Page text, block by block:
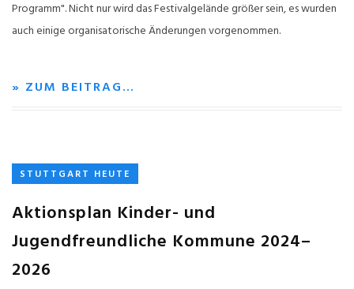
Programm". Nicht nur wird das Festivalgelände größer sein, es wurden
auch einige organisatorische Änderungen vorgenommen.
» ZUM BEITRAG…
STUTTGART HEUTE
Aktionsplan Kinder- und
Jugendfreundliche Kommune 2024–
2026